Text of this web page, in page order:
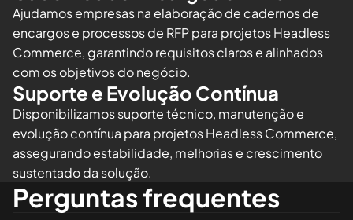
Ajudamos empresas na elaboração de cadernos de
encargos e processos de RFP para projetos Headless
Commerce, garantindo requisitos claros e alinhados
com os objetivos do negócio.
Suporte e Evolução Contínua
Disponibilizamos suporte técnico, manutenção e
evolução contínua para projetos Headless Commerce,
assegurando estabilidade, melhorias e crescimento
sustentado da solução.
Perguntas frequentes